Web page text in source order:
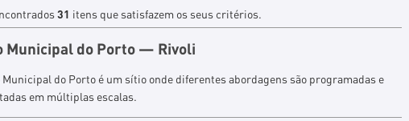
31 itens que satisfazem os seus critérios.
Municipal do Porto — Rivoli
Municipal do Porto é um sítio onde diferentes abordagens são programadas e
em múltiplas escalas.